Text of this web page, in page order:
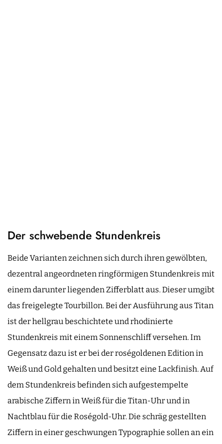
Der schwebende Stundenkreis
Beide Varianten zeichnen sich durch ihren gewölbten,
dezentral angeordneten ringförmigen Stundenkreis mit
einem darunter liegenden Zifferblatt aus. Dieser umgibt
das freigelegte Tourbillon. Bei der Ausführung aus Titan
ist der hellgrau beschichtete und rhodinierte
Stundenkreis mit einem Sonnenschliff versehen. Im
Gegensatz dazu ist er bei der roségoldenen Edition in
Weiß und Gold gehalten und besitzt eine Lackfinish. Auf
dem Stundenkreis befinden sich aufgestempelte
arabische Ziffern in Weiß für die Titan-Uhr und in
Nachtblau für die Roségold-Uhr. Die schräg gestellten
Ziffern in einer geschwungen Typographie sollen an ein